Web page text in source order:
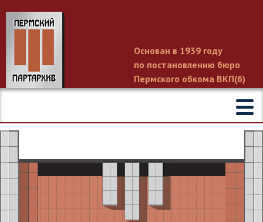
Основан в 1939 году
по постановлению бюро
Пермского обкома ВКП(б)